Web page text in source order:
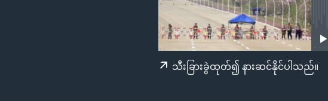
သီးခြားခွဲထုတ်၍ နားဆင်နိုင်ပါသည်။